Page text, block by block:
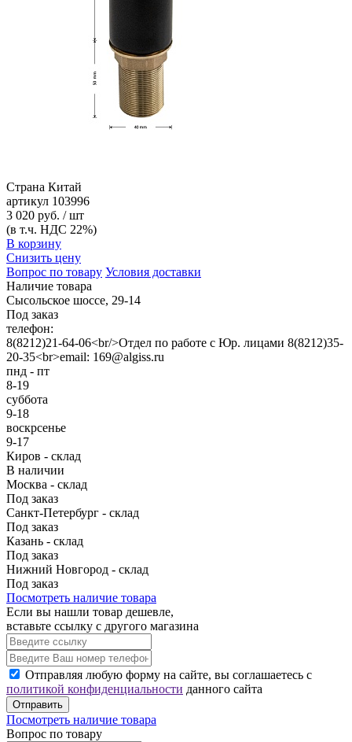
Страна Китай
артикул 103996
3 020 руб. / шт
(в т.ч. НДС 22%)
В корзину
Снизить цену
Вопрос по товару Условия доставки
Наличие товара
Сысольское шоссе, 29-14
Под заказ
телефон:
8(8212)21-64-06<br/>Отдел по работе с Юр. лицами 8(8212)35-
20-35<br>email: 169@algiss.ru
пнд - пт
8-19
суббота
9-18
воскрсенье
9-17
Киров - склад
В наличии
Москва - склад
Под заказ
Санкт-Петербург - склад
Под заказ
Казань - склад
Под заказ
Нижний Новгород - склад
Под заказ
Посмотреть наличие товара
Если вы нашли товар дешевле,
вставьте ссылку с другого магазина
Отправляя любую форму на сайте, вы соглашаетесь с
политикой конфиденциальности данного сайта
Отправить
Посмотреть наличие товара
Вопрос по товару